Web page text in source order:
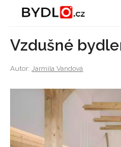
Vzdušné
Autor:Jarmila Vandová